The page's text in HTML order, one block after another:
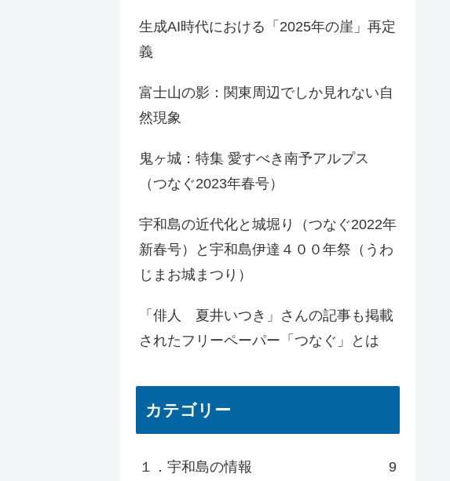
生成AI時代における「2025年の崖」再定
義
富士山の影：関東周辺でしか見れない自
然現象
鬼ヶ城：特集 愛すべき南予アルプス
（つなぐ2023年春号）
宇和島の近代化と城堀り（つなぐ2022年
新春号）と宇和島伊達４００年祭（うわ
じまお城まつり）
「俳人 夏井いつき」さんの記事も掲載
されたフリーペーパー「つなぐ」とは
カテゴリー
１．宇和島の情報 9